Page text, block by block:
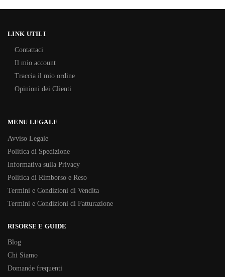
LINK UTILI
Contattaci
Il mio account
Traccia il mio ordine
Opinioni dei Clienti
MENU LEGALE
Avviso Legale
Politica di Spedizione
Informativa sulla Privacy
Politica di Rimborso e Reso
Termini e Condizioni di Vendita
Termini e Condizioni di Fatturazione
RISORSE E GUIDE
Blog
Chi Siamo
Domande frequenti